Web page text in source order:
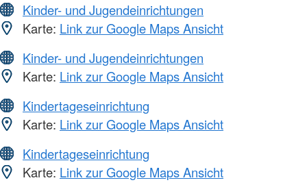
Kinder- und Jugendeinrichtungen
Karte: Link zur Google Maps Ansicht
Kinder- und Jugendeinrichtungen
Karte: Link zur Google Maps Ansicht
Kindertageseinrichtung
Karte: Link zur Google Maps Ansicht
Kindertageseinrichtung
Karte: Link zur Google Maps Ansicht